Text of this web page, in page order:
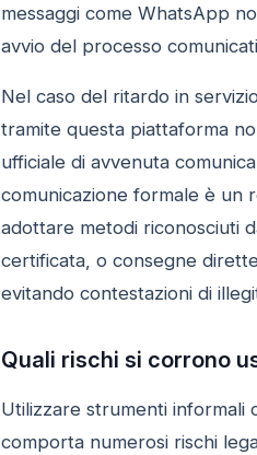
messaggi come WhatsApp
avvio del processo
Nel caso del ritardo in
tramite questa piattaforma
ufficiale di avvenuta
comunicazione formale è un
adottare metodi riconosciuti
certificata, o consegne
evitando contestazioni di
Quali rischi si corrono
Utilizzare strumenti informali
comporta numerosi rischi